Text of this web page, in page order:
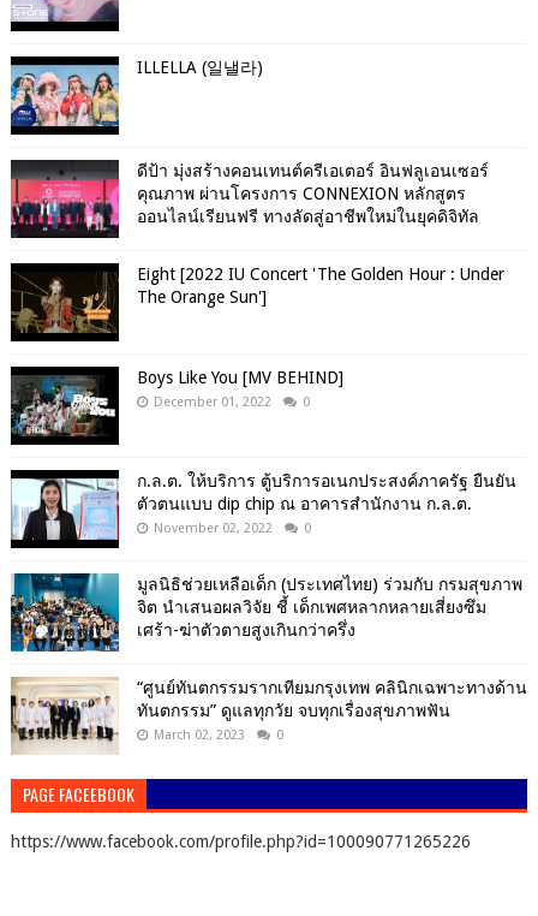
ILLELLA (일낼라)
ดีป้า มุ่งสร้างคอนเทนต์ครีเอเตอร์ อินฟลูเอนเซอร์
คุณภาพ ผ่านโครงการ CONNEXION หลักสูตร
ออนไลน์เรียนฟรี ทางลัดสู่อาชีพใหม่ในยุคดิจิทัล
Eight [2022 IU Concert 'The Golden Hour : Under
The Orange Sun']
Boys Like You [MV BEHIND]
December 01, 2022 0
ก.ล.ต. ให้บริการ ตู้บริการอเนกประสงค์ภาครัฐ ยืนยัน
ตัวตนแบบ dip chip ณ อาคารสำนักงาน ก.ล.ต.
November 02, 2022 0
มูลนิธิช่วยเหลือเด็ก (ประเทศไทย) ร่วมกับ กรมสุขภาพ
จิต นำเสนอผลวิจัย ชี้ เด็กเพศหลากหลายเสี่ยงซึม
เศร้า-ฆ่าตัวตายสูงเกินกว่าครึ่ง
“ศูนย์ทันตกรรมรากเทียมกรุงเทพ คลินิกเฉพาะทางด้าน
ทันตกรรม” ดูแลทุกวัย จบทุกเรื่องสุขภาพฟัน
March 02, 2023 0
PAGE FACEEBOOK
https://www.facebook.com/profile.php?id=100090771265226